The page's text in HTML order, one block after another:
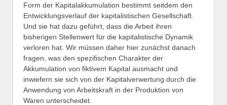
Form der Kapitalakkumulation bestimmt seitdem den
Entwicklungsverlauf der kapitalistischen Gesellschaft.
Und sie hat dazu geführt, dass die Arbeit ihren
bisherigen Stellenwert für die kapitalistische Dynamik
verloren hat. Wir müssen daher hier zunächst danach
fragen, was den spezifischen Charakter der
Akkumulation von fiktivem Kapital ausmacht und
inwiefern sie sich von der Kapitalverwertung durch die
Anwendung von Arbeitskraft in der Produktion von
Waren unterscheidet.